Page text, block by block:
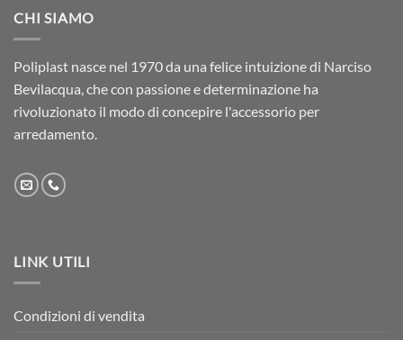
CHI SIAMO
Poliplast nasce nel 1970 da una felice intuizione di Narciso
Bevilacqua, che con passione e determinazione ha
rivoluzionato il modo di concepire l'accessorio per
arredamento.
LINK UTILI
Condizioni di vendita